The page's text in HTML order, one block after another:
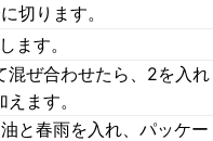
切ります。
ます。
混ぜ合わせたら、2を入れ
ます。
と春雨を入れ、パッケー